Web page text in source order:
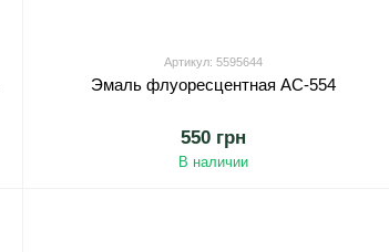
Артикул: 5595644
Эмаль флуоресцентная АС-554
550 грн
В наличии